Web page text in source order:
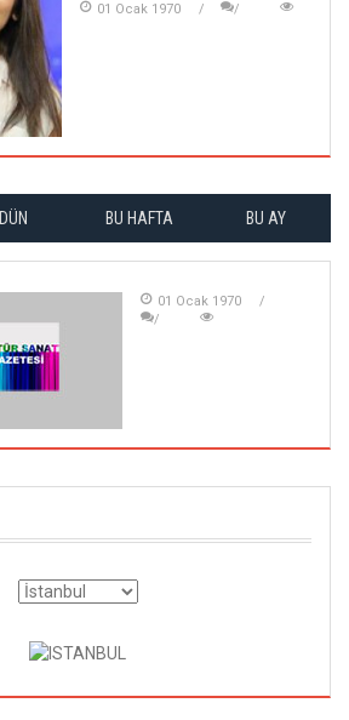
01 Ocak 1970
DÜN BU HAFTA BU AY
01 Ocak 1970